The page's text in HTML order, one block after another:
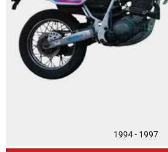
1994 - 1997